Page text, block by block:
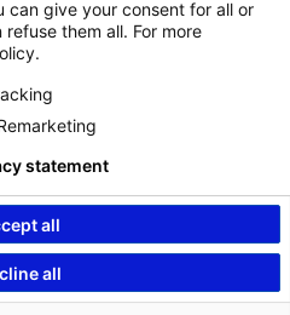
Living Norge SA 2026
can give your consent for all or
them all. For more
all
all
statement